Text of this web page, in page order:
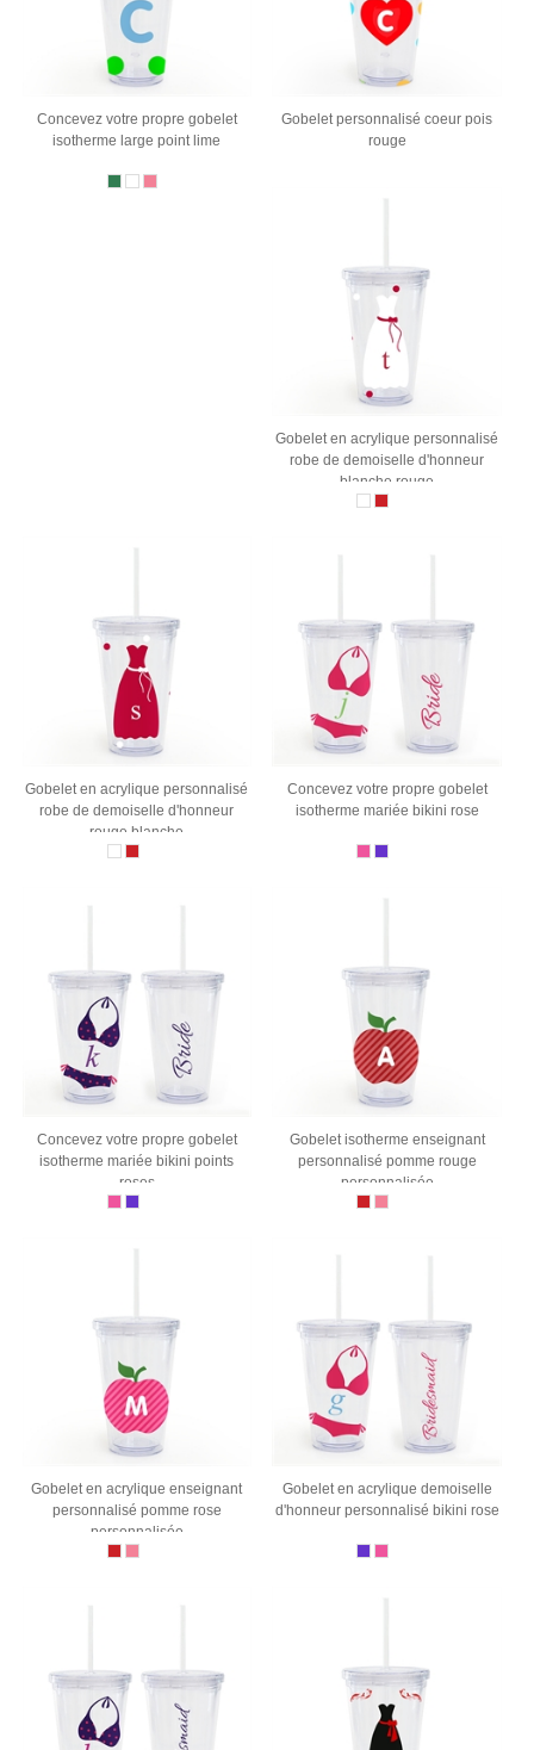
Concevez votre propre gobelet
isotherme large point lime
Gobelet personnalisé coeur pois
rouge
Gobelet en acrylique personnalisé
robe de demoiselle d'honneur
blanche rouge
Gobelet en acrylique personnalisé
robe de demoiselle d'honneur
rouge blanche
Concevez votre propre gobelet
isotherme mariée bikini rose
Concevez votre propre gobelet
isotherme mariée bikini points
roses
Gobelet isotherme enseignant
personnalisé pomme rouge
personnalisée
Gobelet en acrylique enseignant
personnalisé pomme rose
personnalisée
Gobelet en acrylique demoiselle
d'honneur personnalisé bikini rose